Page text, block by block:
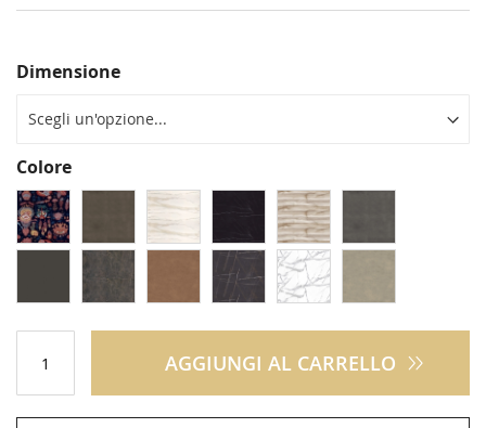
Dimensione
Colore
AGGIUNGI AL CARRELLO